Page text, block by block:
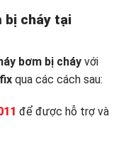
bị cháy tại
bơm bị cháy với
qua các cách sau:
để được hỗ trợ và